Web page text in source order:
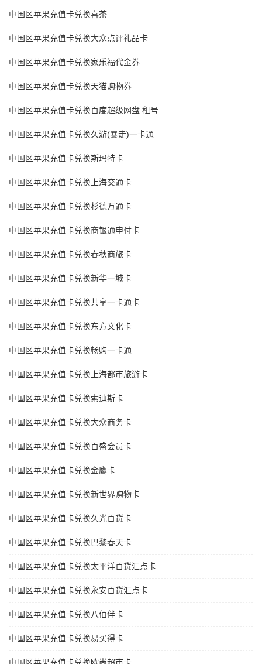
中国区苹果充值卡兑换喜茶
中国区苹果充值卡兑换大众点评礼品卡
中国区苹果充值卡兑换家乐福代金券
中国区苹果充值卡兑换天猫购物券
中国区苹果充值卡兑换百度超级网盘 租号
中国区苹果充值卡兑换久游(暴走)一卡通
中国区苹果充值卡兑换斯玛特卡
中国区苹果充值卡兑换上海交通卡
中国区苹果充值卡兑换杉德万通卡
中国区苹果充值卡兑换商银通申付卡
中国区苹果充值卡兑换春秋商旅卡
中国区苹果充值卡兑换新华一城卡
中国区苹果充值卡兑换共享一卡通卡
中国区苹果充值卡兑换东方文化卡
中国区苹果充值卡兑换畅购一卡通
中国区苹果充值卡兑换上海都市旅游卡
中国区苹果充值卡兑换索迪斯卡
中国区苹果充值卡兑换大众商务卡
中国区苹果充值卡兑换百盛会员卡
中国区苹果充值卡兑换金鹰卡
中国区苹果充值卡兑换新世界购物卡
中国区苹果充值卡兑换久光百货卡
中国区苹果充值卡兑换巴黎春天卡
中国区苹果充值卡兑换太平洋百货汇点卡
中国区苹果充值卡兑换永安百货汇点卡
中国区苹果充值卡兑换八佰伴卡
中国区苹果充值卡兑换易买得卡